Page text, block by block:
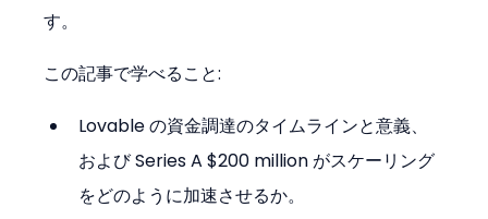
す。
この記事で学べること:
Lovable の資金調達のタイムラインと意義、
および Series A $200 million がスケーリング
をどのように加速させるか。